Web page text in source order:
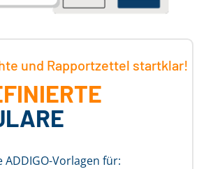
und Rapportzettel startklar!
ADDIGO-Vorlagen für: